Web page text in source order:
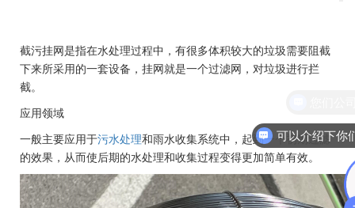
截污挂网是指在水处理过程中，有很多体积较大的垃圾需要阻截
下来所采用的一套设备，挂网就是一个过滤网，对垃圾进行拦
截。
应用领域
一般主要应用于污水处理和雨水收集系统中，起到一个初期过滤
的效果，从而使后期的水处理和收集过程变得更加简单有效。